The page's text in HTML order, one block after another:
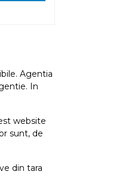
Agentia
In
website
sunt, de
din tara